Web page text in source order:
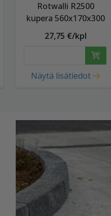
Rotwalli R2500
kupera 560x170x300
27,75 €/kpl
Näytä lisätiedot